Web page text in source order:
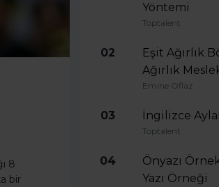
8
bir
Yöntemi
Toptalent
02
Eşit Ağırlık
Ağırlık
Emine Oflaz
03 İngilizce
Toptalent
04
Önyazı
Yazı Örneği